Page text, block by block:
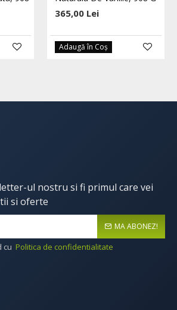
365,00 Lei
Adaugă în Coş
ul nostru si fi primul care vei
si oferte
MA ABONEZ!
cu Politica de confidentialitate